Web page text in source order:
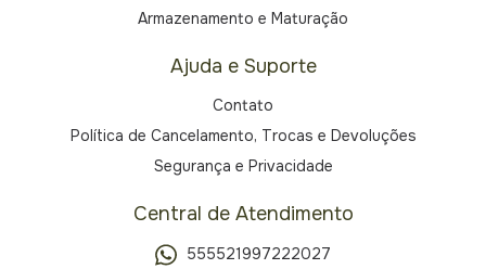
Armazenamento e Maturação
Ajuda e Suporte
Contato
Política de Cancelamento, Trocas e Devoluções
Segurança e Privacidade
Central de Atendimento
555521997222027